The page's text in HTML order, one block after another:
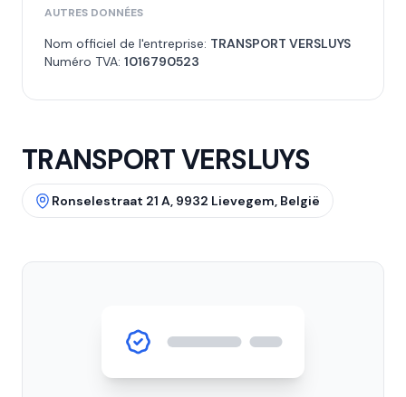
AUTRES DONNÉES
Nom officiel de l'entreprise: TRANSPORT VERSLUYS
Numéro TVA: 1016790523
TRANSPORT VERSLUYS
Ronselestraat 21 A, 9932 Lievegem, België